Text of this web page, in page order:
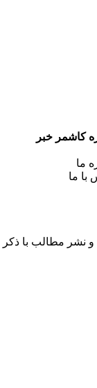
کاشمر خبر
ما
با ما
مطالب با ذکر